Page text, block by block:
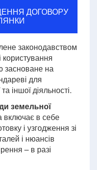
ДОГОВОРУ
законодавством
користування
засноване на
для
іншої діяльності.
земельної
включає в себе
і узгодження зі
і нюансів
– в разі